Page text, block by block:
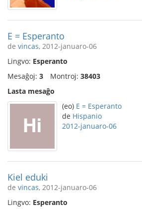
E = Esperanto
de vincas, 2012-januaro-06
Lingvo: Esperanto
Mesaĝoj: 3 Montroj: 38403
Lasta mesaĝo
(eo) E = Esperanto
de Hispanio
2012-januaro-06
Kiel eduki
de vincas, 2012-januaro-06
Lingvo: Esperanto